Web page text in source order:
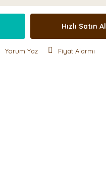
Hızlı Satın Al
Yorum Yaz Fiyat Alarmı